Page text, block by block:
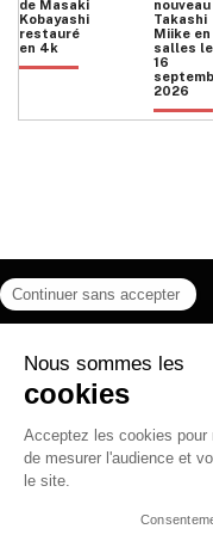
de Masaki
Kobayashi
restauré
en 4k
nouveau
Takashi
Miike en
salles le
16
2026
POLITIQUE
© 2026